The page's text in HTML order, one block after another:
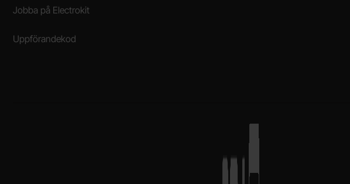
Jobba på Electrokit
Uppförandekod